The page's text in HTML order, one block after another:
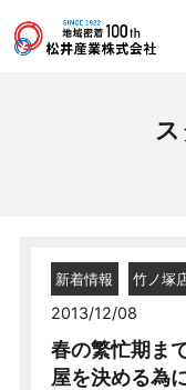
新着情報 竹ノ塚
2013/12/08
春の繁忙期ま
屋を決める為